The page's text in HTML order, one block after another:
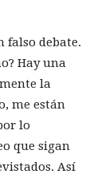
falso debate.
Hay una
la
me están
lo
que sigan
Así